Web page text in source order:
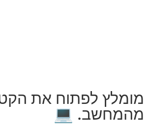
מומלץ לפתוח את
מהמחשב. 💻